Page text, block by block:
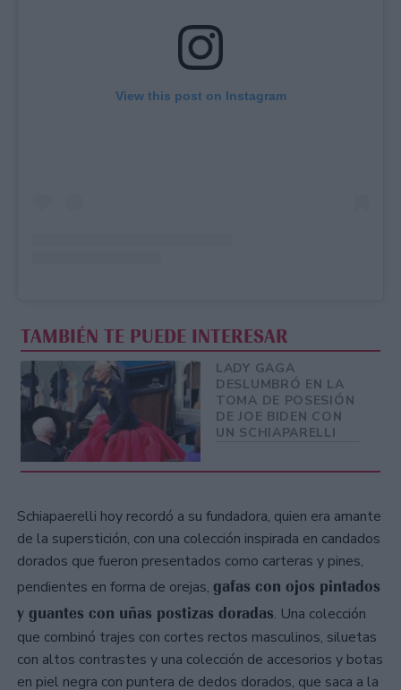
View this post on Instagram
TAMBIÉN TE PUEDE INTERESAR
LADY GAGA
DESLUMBRÓ EN LA
TOMA DE POSESIÓN
DE JOE BIDEN CON
UN SCHIAPARELLI
Schiapaerelli hoy recordó a su fundadora, quien era amante
de la superstición, con una colección inspirada en candados
dorados que fueron presentados como carteras y pines,
pendientes en forma de orejas, gafas con ojos pintados
y guantes con uñas postizas doradas. Una colección
que combinó trajes con cortes rectos masculinos, siluetas
con altos contrastes y una colección de accesorios y botas
en piel negra con puntera de dedos dorados, que saca a la